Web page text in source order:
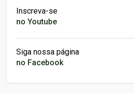
Inscreva-se
no Youtube
Siga nossa página
no Facebook